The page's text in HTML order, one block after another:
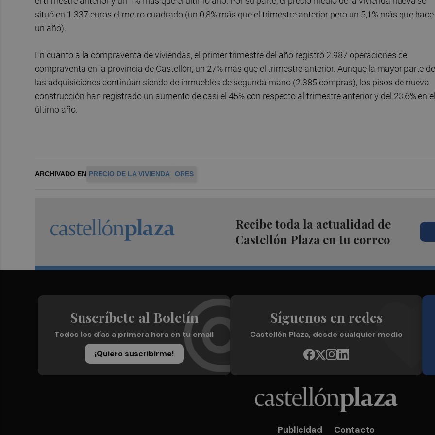
situó en 1.337 euros el metro cuadrado (un 0,8% más que el trimestre anterior pero un 5,1% más que hace
un año).
En cuanto a la compraventa de viviendas, el primer trimestre del año registró 2.987 operaciones de
compraventa en la provincia de Castellón, un 27% más que el trimestre anterior. Aunque la mayor parte de
las adquisiciones continúan siendo de inmuebles de segunda mano (2.385 compras), los pisos de nueva
construcción han registrado un aumento de casi el 45% con respecto al trimestre anterior y del 23,6% en el
último año.
ARCHIVADO EN PRECIO DE LA VIVIENDA ORES
Recibe toda la actualidad de
Castellón Plaza en tu correo
Suscríbete al Boletín
Todos los días a primera hora en tu email
¡Quiero suscribirme!
Síguenos en redes
Castellón Plaza, desde cualquier medio
Publicidad Contacto